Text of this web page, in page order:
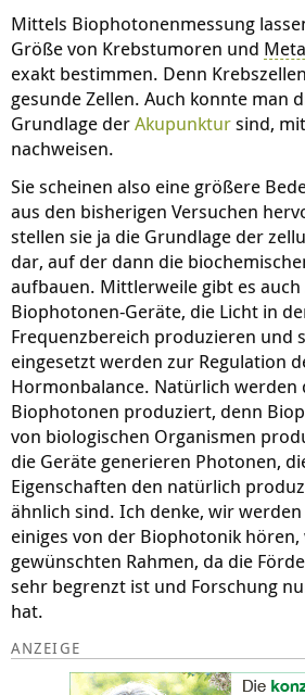
Mittels Biophotonenmessung
Größe von Krebstumoren und
exakt bestimmen. Denn
gesunde Zellen. Auch konnte man
Grundlage derAkupunktursind,
nachweisen.
Sie scheinen also eine größere
aus den bisherigen Versuchen
stellen sie ja die Grundlage der
dar, auf der dann die
aufbauen. Mittlerweile gibt es
Biophotonen-Geräte, die Licht in
Frequenzbereich produzieren und
eingesetzt werden zur Regulation
Hormonbalance. Natürlich werden
Biophotonen produziert, denn
von biologischen Organismen
die Geräte generieren Photonen,
Eigenschaften den natürlich
ähnlich sind. Ich denke, wir
einiges von der Biophotonik
gewünschten Rahmen, da die
sehr begrenzt ist und Forschung
hat.